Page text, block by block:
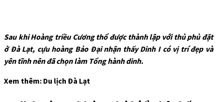
Sau khi Hoàng triều Cương thổ được thành lập với thủ phủ đặt
ở Đà Lạt, cựu hoàng Bảo Đại nhận thấy Dinh I có vị trí đẹp và
yên tĩnh nên đã chọn làm Tổng hành dinh.
Xem thêm: Du lịch Đà Lạt